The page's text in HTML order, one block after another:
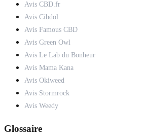
Avis CBD.fr
Avis Cibdol
Avis Famous CBD
Avis Green Owl
Avis Le Lab du Bonheur
Avis Mama Kana
Avis Okiweed
Avis Stormrock
Avis Weedy
Glossaire